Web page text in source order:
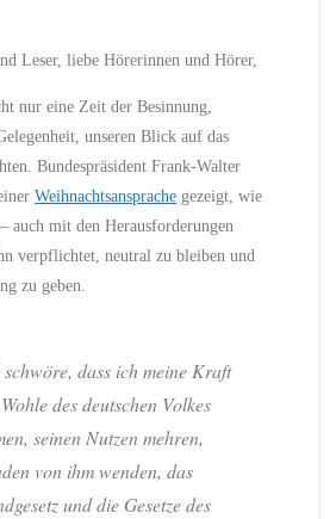
Leser, liebe Hörerinnen und Hörer,
nur eine Zeit der Besinnung,
unseren Blick auf das
Bundespräsident Frank-Walter
Weihnachtsansprache gezeigt, wie
auch mit den Herausforderungen
verpflichtet, neutral zu bleiben und
zu geben.
dass ich meine Kraft
des deutschen Volkes
seinen Nutzen mehren,
von ihm wenden, das
und die Gesetze des